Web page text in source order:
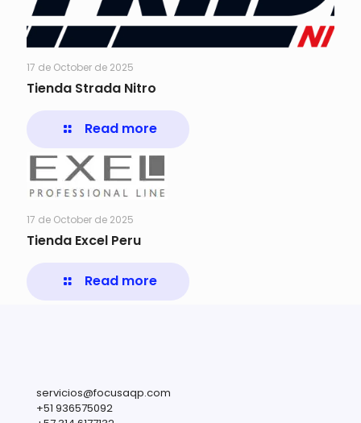
17 de October de 2025
Tienda Strada Nitro
Read more
17 de October de 2025
Tienda Excel Peru
Read more
servicios@focusaqp.com
+51 936575092